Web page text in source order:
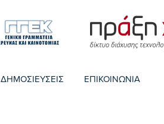
ΔΗΜΟΣΙΕΥΣΕΙΣ ΕΠΙΚΟΙΝΩΝΙΑ